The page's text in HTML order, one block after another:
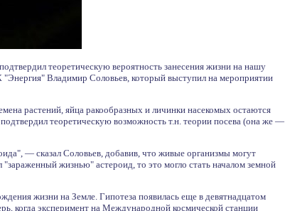
теоретическую вероятность занесения жизни на нашу
"Энергия" Владимир Соловьев, который выступил на мероприятии
растений, яйца ракообразных и личинки насекомых остаются
теоретическую возможность т.н. теории посева (она же —
— сказал Соловьев, добавив, что живые организмы могут
жизнью" астероид, то это могло стать началом земной
жизни на Земле. Гипотеза появилась еще в девятнадцатом
когда эксперимент на Международной космической станции